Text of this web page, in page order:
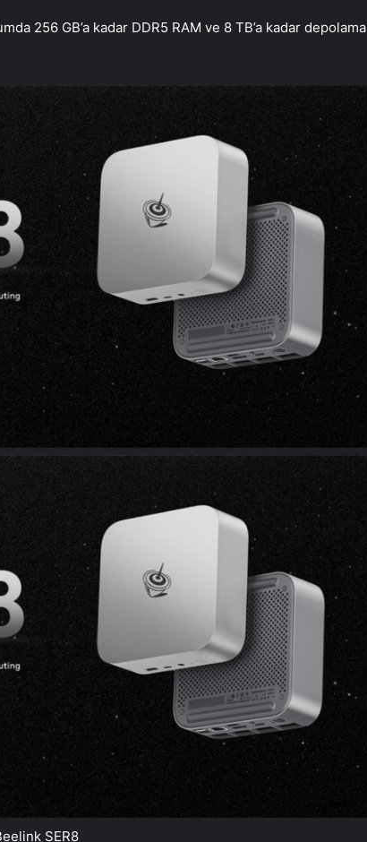
256 GB’a kadar DDR5 RAM ve 8 TB’a kadar depolama
SER8